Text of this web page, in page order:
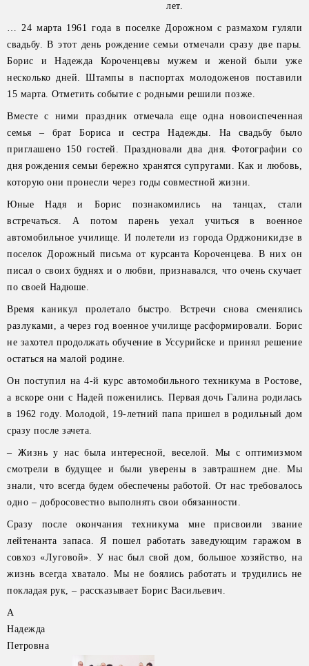
лет.
… 24 марта 1961 года в поселке Дорожном с размахом гуляли
свадьбу. В этот день рождение семьи отмечали сразу две пары.
Борис и Надежда Короченцевы мужем и женой были уже
несколько дней. Штампы в паспортах молодоженов поставили
15 марта. Отметить событие с родными решили позже.
Вместе с ними праздник отмечала еще одна новоиспеченная
семья – брат Бориса и сестра Надежды. На свадьбу было
приглашено 150 гостей. Праздновали два дня. Фотографии со
дня рождения семьи бережно хранятся супругами. Как и любовь,
которую они пронесли через годы совместной жизни.
Юные Надя и Борис познакомились на танцах, стали
встречаться. А потом парень уехал учиться в военное
автомобильное училище. И полетели из города Орджоникидзе в
поселок Дорожный письма от курсанта Короченцева. В них он
писал о своих буднях и о любви, признавался, что очень скучает
по своей Надюше.
Время каникул пролетало быстро. Встречи снова сменялись
разлуками, а через год военное училище расформировали. Борис
не захотел продолжать обучение в Уссурийске и принял решение
остаться на малой родине.
Он поступил на 4-й курс автомобильного техникума в Ростове,
а вскоре они с Надей поженились. Первая дочь Галина родилась
в 1962 году. Молодой, 19-летний папа пришел в родильный дом
сразу после зачета.
– Жизнь у нас была интересной, веселой. Мы с оптимизмом
смотрели в будущее и были уверены в завтрашнем дне. Мы
знали, что всегда будем обеспечены работой. От нас требовалось
одно – добросовестно выполнять свои обязанности.
Сразу после окончания техникума мне присвоили звание
лейтенанта запаса. Я пошел работать заведующим гаражом в
совхоз «Луговой». У нас был свой дом, большое хозяйство, на
жизнь всегда хватало. Мы не боялись работать и трудились не
покладая рук, – рассказывает Борис Васильевич.
А
Надежда
Петровна